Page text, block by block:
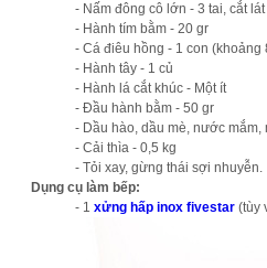
- Nấm đông cô lớn - 3 tai, cắt
- Hành tím bằm - 20 gr
- Cá điêu hồng - 1 con (khoảng
- Hành tây - 1 củ
- Hành lá cắt khúc - Một ít
- Đầu hành bằm - 50 gr
- Dầu hào, dầu mè, nước
- Cải thìa - 0,5 kg
- Tỏi xay, gừng thái sợi nhuyễn.
Dụng cụ làm bếp:
- 1 xửng hấp inox fivestar (tùy